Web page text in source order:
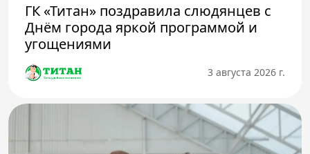
ГК «Титан» поздравила слюдянцев с
Днём города яркой программой и
угощениями
3 августа 2026 г.